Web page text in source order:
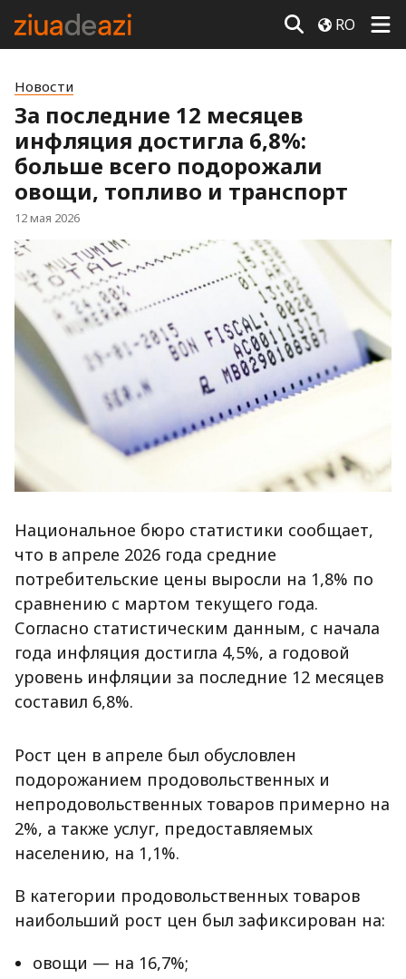
RO
Новости
За последние 12 месяцев
инфляция достигла 6,8%:
больше всего подорожали
овощи, топливо и транспорт
12 мая 2026
Национальное бюро статистики сообщает,
что в апреле 2026 года средние
потребительские цены выросли на 1,8% по
сравнению с мартом текущего года.
Согласно статистическим данным, с начала
года инфляция достигла 4,5%, а годовой
уровень инфляции за последние 12 месяцев
составил 6,8%.
Рост цен в апреле был обусловлен
подорожанием продовольственных и
непродовольственных товаров примерно на
2%, а также услуг, предоставляемых
населению, на 1,1%.
В категории продовольственных товаров
наибольший рост цен был зафиксирован на:
овощи — на 16,7%;